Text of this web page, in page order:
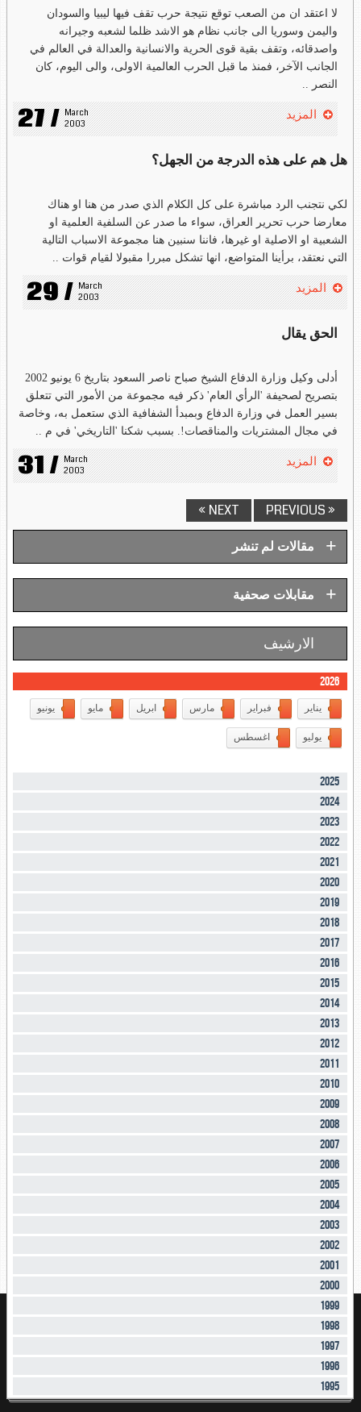
لا اعتقد ان من الصعب توقع نتيجة حرب تقف فيها ليبيا والسودان
واليمن وسوريا الى جانب نظام هو الاشد ظلما لشعبه وجيرانه
واصدقائه، وتقف بقية قوى الحرية والانسانية والعدالة في العالم في
الجانب الآخر، فمنذ ما قبل الحرب العالمية الاولى، والى اليوم، كان
النصر ..
27 / March
2003
المزيد
هل هم على هذه الدرجة من الجهل؟
لكي نتجنب الرد مباشرة على كل الكلام الذي صدر من هنا او هناك
معارضا حرب تحرير العراق، سواء ما صدر عن السلفية العلمية او
الشعبية او الاصلية او غيرها، فاننا سنبين هنا مجموعة الاسباب التالية
التي نعتقد، برأينا المتواضع، انها تشكل مبررا مقبولا لقيام قوات ..
29 / March
2003
المزيد
الحق يقال
أدلى وكيل وزارة الدفاع الشيخ صباح ناصر السعود بتاريخ 6 يونيو 2002
بتصريح لصحيفة 'الرأي العام' ذكر فيه مجموعة من الأمور التي تتعلق
بسير العمل في وزارة الدفاع وبمبدأ الشفافية الذي ستعمل به، وخاصة
في مجال المشتريات والمناقصات!. بسبب شكنا 'التاريخي' في م ..
31 / March
2003
المزيد
« PREVIOUS
NEXT »
مقالات لم تنشر +
مقابلات صحفية +
الارشيف
2026
يناير فبراير مارس ابريل مايو يونيو
يوليو اغسطس
2025
2024
2023
2022
2021
2020
2019
2018
2017
2016
2015
2014
2013
2012
2011
2010
2009
2008
2007
2006
2005
2004
2003
2002
2001
2000
1999
1998
1997
1996
1995